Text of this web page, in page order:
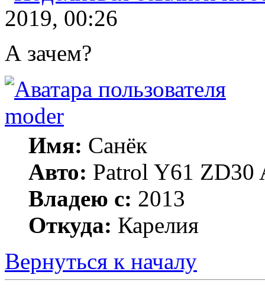
2019, 00:26
А зачем?
moder
Имя: Санёк
Авто: Patrol Y61 ZD30
Владею с: 2013
Откуда: Карелия
Вернуться к началу